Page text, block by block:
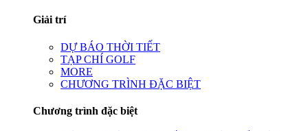
Giải trí
DỰ BÁO THỜI TIẾT
TẠP CHÍ GOLF
MORE
CHƯƠNG TRÌNH ĐẶC BIỆT
Chương trình đặc biệt